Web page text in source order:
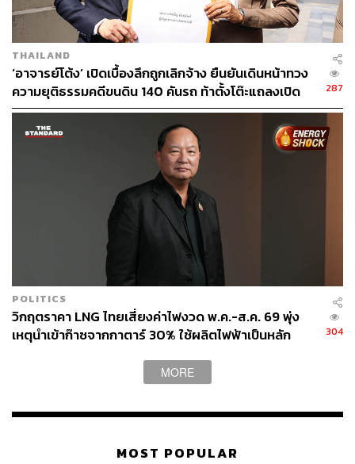
THAILAND
‘อาจารย์โต้ง’ เปิดเบื้องลึกถูกเลิกจ้าง ยืนยันเดินหน้าทวง
ความยุติธรรมคดีขนดิน 140 คันรถ ท้าตั้งโต๊ะแถลงเปิด
หลักฐาน
287
POLITICS
วิกฤตราคา LNG ไทยเสี่ยงค่าไฟงวด พ.ค.-ส.ค. 69 พุ่ง
เหตุนำเข้าก๊าซจากกาตาร์ 30% ใช้ผลิตไฟฟ้าเป็นหลัก
304
MORE
MOST POPULAR